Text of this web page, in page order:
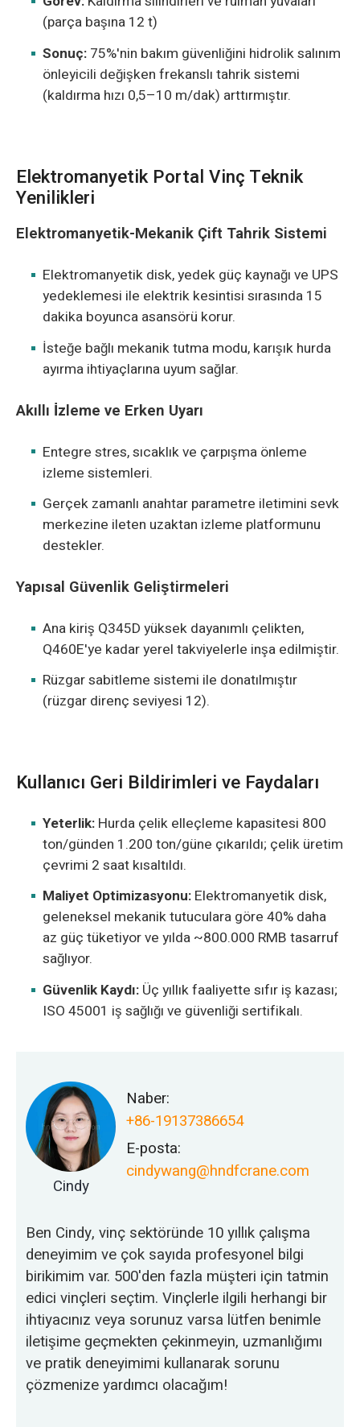
(parça başına 12 t)
Sonuç: 75%'nin bakım güvenliğini hidrolik salınım
önleyicili değişken frekanslı tahrik sistemi
(kaldırma hızı 0,5–10 m/dak) arttırmıştır.
Elektromanyetik Portal Vinç Teknik
Yenilikleri
Elektromanyetik-Mekanik Çift Tahrik Sistemi
Elektromanyetik disk, yedek güç kaynağı ve UPS
yedeklemesi ile elektrik kesintisi sırasında 15
dakika boyunca asansörü korur.
İsteğe bağlı mekanik tutma modu, karışık hurda
ayırma ihtiyaçlarına uyum sağlar.
Akıllı İzleme ve Erken Uyarı
Entegre stres, sıcaklık ve çarpışma önleme
izleme sistemleri.
Gerçek zamanlı anahtar parametre iletimini sevk
merkezine ileten uzaktan izleme platformunu
destekler.
Yapısal Güvenlik Geliştirmeleri
Ana kiriş Q345D yüksek dayanımlı çelikten,
Q460E'ye kadar yerel takviyelerle inşa edilmiştir.
Rüzgar sabitleme sistemi ile donatılmıştır
(rüzgar direnç seviyesi 12).
Kullanıcı Geri Bildirimleri ve Faydaları
Yeterlik: Hurda çelik elleçleme kapasitesi 800
ton/günden 1.200 ton/güne çıkarıldı; çelik üretim
çevrimi 2 saat kısaltıldı.
Maliyet Optimizasyonu: Elektromanyetik disk,
geleneksel mekanik tutuculara göre 40% daha
az güç tüketiyor ve yılda ~800.000 RMB tasarruf
sağlıyor.
Güvenlik Kaydı: Üç yıllık faaliyette sıfır iş kazası;
ISO 45001 iş sağlığı ve güvenliği sertifikalı.
Cindy
Naber:
+86-19137386654
E-posta:
cindywang@hndfcrane.com
Ben Cindy, vinç sektöründe 10 yıllık çalışma
deneyimim ve çok sayıda profesyonel bilgi
birikimim var. 500'den fazla müşteri için tatmin
edici vinçleri seçtim. Vinçlerle ilgili herhangi bir
ihtiyacınız veya sorunuz varsa lütfen benimle
iletişime geçmekten çekinmeyin, uzmanlığımı
ve pratik deneyimimi kullanarak sorunu
çözmenize yardımcı olacağım!